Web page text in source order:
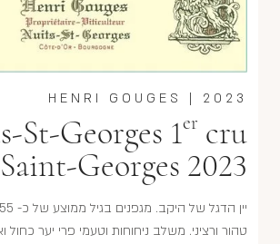
2023
HENRI GOUGES
St-Georges 1er cru
Saint-Georges 2023
טהור ורציני. משלב ניחוחות וטעמי פרי יער כחול